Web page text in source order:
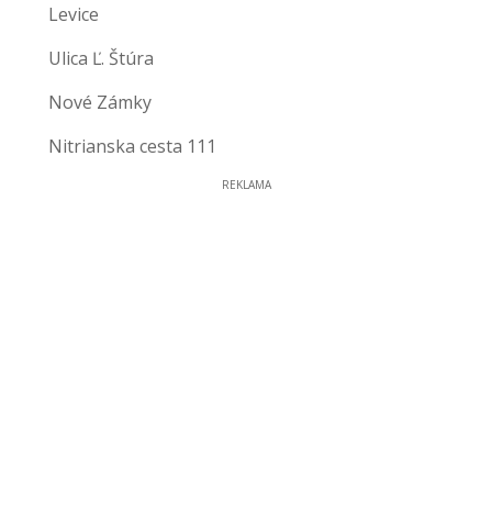
Levice
Ulica Ľ. Štúra
Nové Zámky
Nitrianska cesta 111
REKLAMA